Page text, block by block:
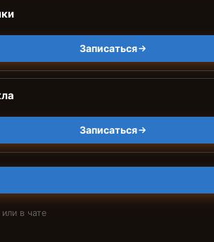
Записаться
Записаться
в чате